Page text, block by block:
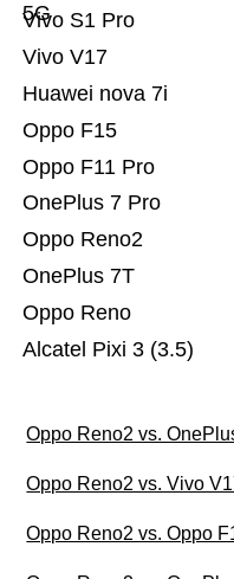
Alcatel Pixi 3 (3.5)
Oppo Reno
OnePlus 7T
Oppo Reno2
OnePlus 7 Pro
Oppo F11 Pro
Oppo F15
Huawei nova 7i
Vivo V17
Vivo S1 Pro
5G
Oppo Reno2 vs.
Oppo Reno2 vs. Vivo
Oppo Reno2 vs. Oppo